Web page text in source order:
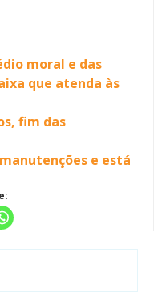
moral e das
que atenda às
fim das
e está